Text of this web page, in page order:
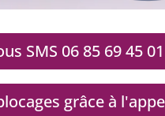
SMS 06 85 69 45 01
grâce à